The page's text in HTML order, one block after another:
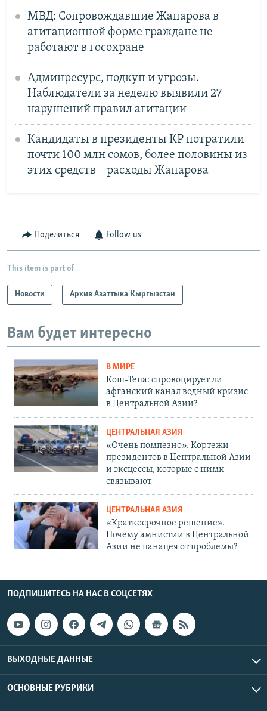
МВД: Сопровождавшие Жапарова в
агитационной форме граждане не
работают в госохране
Админресурс, подкуп и угрозы.
Наблюдатели за неделю выявили 27
нарушений правил агитации
Кандидаты в президенты КР потратили
почти 100 млн сомов, более половины из
этих средств – расходы Жапарова
Поделиться Follow us
This item is part of
Новости Архив Азаттыка Кыргызстан
Вам будет интересно
В МИРЕ
Кош-Тепа: спровоцирует ли
афганский канал водный кризис
в Центральной Азии?
ЦЕНТРАЛЬНАЯ АЗИЯ
«Очень помпезно». Кортежи
президентов в Центральной Азии
и эксцессы, которые с ними
связывают
ЦЕНТРАЛЬНАЯ АЗИЯ
«Краткосрочное решение».
Почему амнистии в Центральной
Азии не панацея от проблемы?
ПОДПИШИТЕСЬ НА НАС В СОЦСЕТЯХ
ВЫХОДНЫЕ ДАННЫЕ
ОСНОВНЫЕ РУБРИКИ